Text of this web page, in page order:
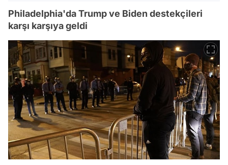
Philadelphia'da Trump ve Biden destekçileri
karşı karşıya geldi